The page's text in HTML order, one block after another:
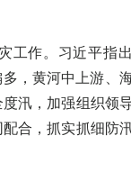
作。习近平指
，黄河中上游、海
汛，加强组织领
合，抓实抓细防